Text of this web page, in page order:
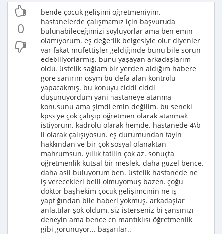
0
bende çocuk gelişimi öğretmeniyim.
hastanelerde çalışmamız için başvuruda
bulunabileceğimizi söylüyorlar ama ben emin
olamıyorum. eş değerlik belgesiyle olur diyenler
var fakat müfettişler geldiğinde bunu bile sorun
edebiliyorlarmış. bunu yaşayan arkadaşlarım
oldu. üstelik sağlam bir yerden aldığım habere
göre sanırım ösym bu defa alan kontrolü
yapacakmış. bu konuyu ciddi ciddi
düşünüyordum yani hastaneye atanma
konusunu ama şimdi emin değilim. bu seneki
kpss'ye çok çalışıp öğretmen olarak atanmak
istiyorum. kadrolu olarak hemde. hastanede 4\b
li olarak çalışıyosun. eş durumundan tayin
hakkından ve bir çok sosyal olanaktan
mahrumsun. yıllık tatilin çok az. sonuçta
öğretmenlik kutsal bir meslek. daha güzel bence.
daha asil buluyorum ben. üstelik hastanede ne
iş verecekleri belli olmuyomuş bazen. çoğu
doktor başhekim çocuk gelişimcinin ne iş
yaptığından bile haberi yokmuş. arkadaşlar
anlattılar şok oldum. siz isterseniz bi şansınızı
deneyin ama bence en mantıklısı öğretmenlik
gibi görünüyor... başarılar..